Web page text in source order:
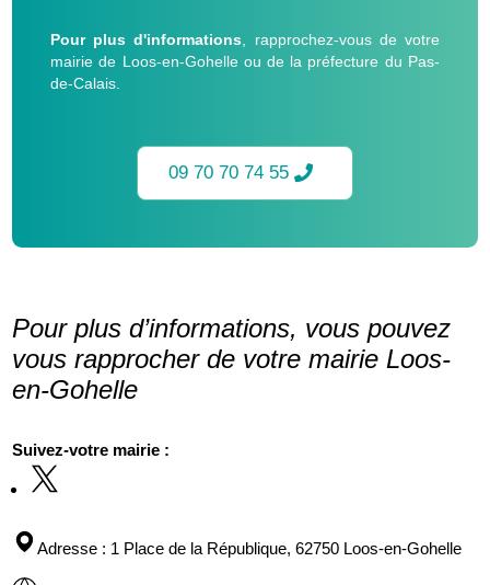
Pour plus d'informations , rapprochez-vous de votre
mairie de Loos-en-Gohelle ou de la préfecture du Pas-
de-Calais.
09 70 70 74 55
Pour plus d’informations, vous pouvez
vous rapprocher de votre mairie Loos-
en-Gohelle
Suivez-votre mairie :
Adresse : 1 Place de la République, 62750 Loos-en-Gohelle